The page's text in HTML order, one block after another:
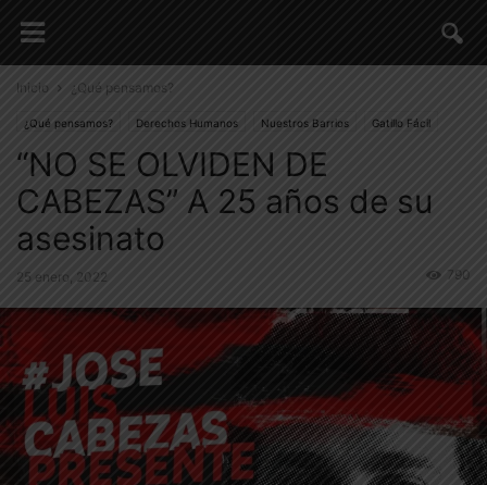
Inicio ¿Qué pensamos?
¿Qué pensamos? Derechos Humanos Nuestros Barrios Gatillo Fácil
Memoria, Verdad y Justicia
“NO SE OLVIDEN DE
CABEZAS” A 25 años de su
asesinato
25 enero, 2022 790